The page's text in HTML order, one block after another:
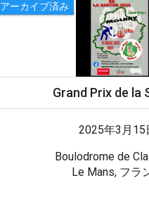
アーカイブ済み
Grand Prix de la
2025年3月15
Boulodrome de
Le Mans, フラ